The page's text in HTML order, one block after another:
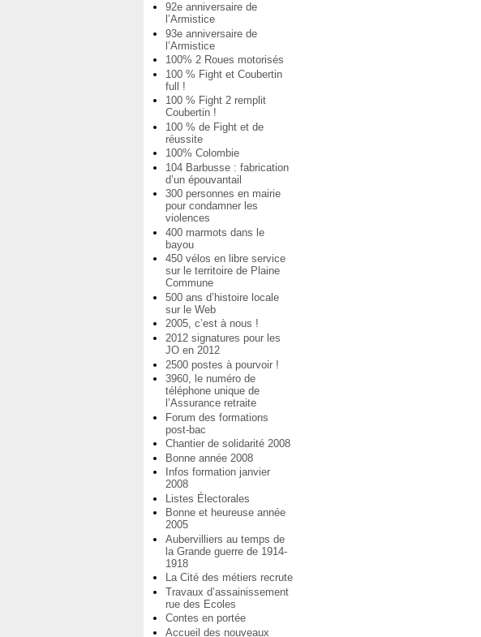
92e anniversaire de
l’Armistice
93e anniversaire de
l’Armistice
100% 2 Roues motorisés
100 % Fight et Coubertin
full !
100 % Fight 2 remplit
Coubertin !
100 % de Fight et de
réussite
100% Colombie
104 Barbusse : fabrication
d’un épouvantail
300 personnes en mairie
pour condamner les
violences
400 marmots dans le
bayou
450 vélos en libre service
sur le territoire de Plaine
Commune
500 ans d’histoire locale
sur le Web
2005, c’est à nous !
2012 signatures pour les
JO en 2012
2500 postes à pourvoir !
3960, le numéro de
téléphone unique de
l’Assurance retraite
Forum des formations
post-bac
Chantier de solidarité 2008
Bonne année 2008
Infos formation janvier
2008
Listes Électorales
Bonne et heureuse année
2005
Aubervilliers au temps de
la Grande guerre de 1914-
1918
La Cité des métiers recrute
Travaux d’assainissement
rue des Ecoles
Contes en portée
Accueil des nouveaux